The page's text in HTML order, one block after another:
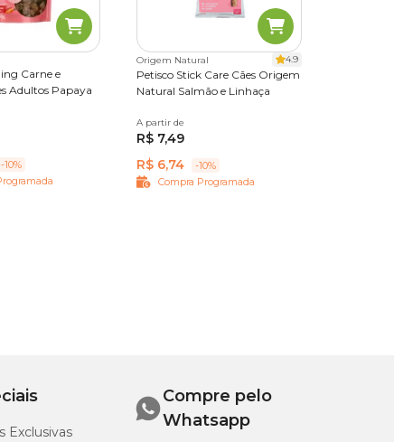
Carne e
Adultos Papaya
-10%
Origem Natural 4.9
Petisco Stick Care Cães Origem
Natural Salmão e Linhaça
50 g 400 g
A partir de
R$ 7,49
R$ 6,74
-10%
Compra Programada
Exclusivas
Compre pelo
Whatsapp